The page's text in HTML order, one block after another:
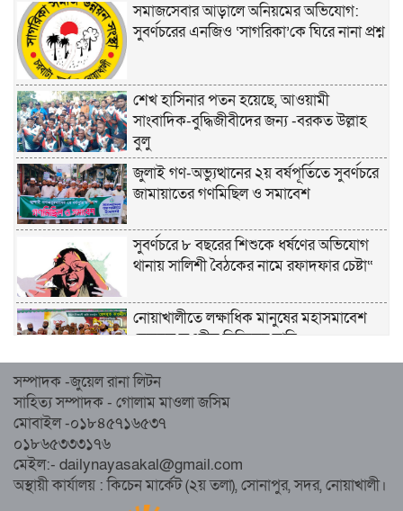
সমাজসেবার আড়ালে অনিয়মের অভিযোগ:
সুবর্ণচরের এনজিও ‘সাগরিকা’কে ঘিরে নানা প্রশ্ন
শেখ হাসিনার পতন হয়েছে, আওয়ামী
সাংবাদিক-বুদ্ধিজীবীদের জন্য -বরকত উল্লাহ
বুলু
জুলাই গণ-অভ্যুত্থানের ২য় বর্ষপূর্তিতে সুবর্ণচরে
জামায়াতের গণমিছিল ও সমাবেশ
সুবর্ণচরে ৮ বছরের শিশুকে ধর্ষণের অভিযোগ
থানায় সালিশী বৈঠকের নামে রফাদফার চেষ্টা“
নোয়াখালীতে লক্ষাধিক মানুষের মহাসমাবেশ
হেজবুত তওহীদ নিষিদ্ধের দাবি
নোয়াখালীতে ইসলামী মহাসমাবেশের প্রস্তুতি
সম্পন্ন, অংশ নেবেন লক্ষাধিক মানুষ
নোয়াখালীতে ইসলামী ছাত্রশিবিরের ‘অদম্য
জুলাই’ মিছিল
সম্পাদক -জুয়েল রানা লিটন
সাহিত্য সম্পাদক - গোলাম মাওলা জসিম
মোবাইল -০১৮৪৫৭১৬৫৩৭
০১৮৬৫৩৩৩১৭৬
মেইল:- dailynayasakal@gmail.com
অস্থায়ী কার্যালয় : কিচেন মার্কেট (২য় তলা), সোনাপুর, সদর, নোয়াখালী।